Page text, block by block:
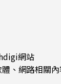
網站
、網路相關